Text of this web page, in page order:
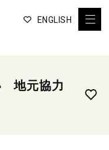
ENGLISH
地元協力